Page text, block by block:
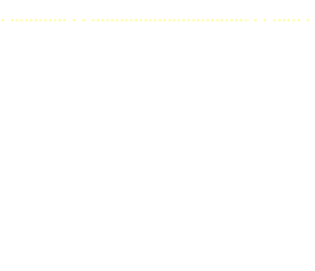
............ . . ................................. . .